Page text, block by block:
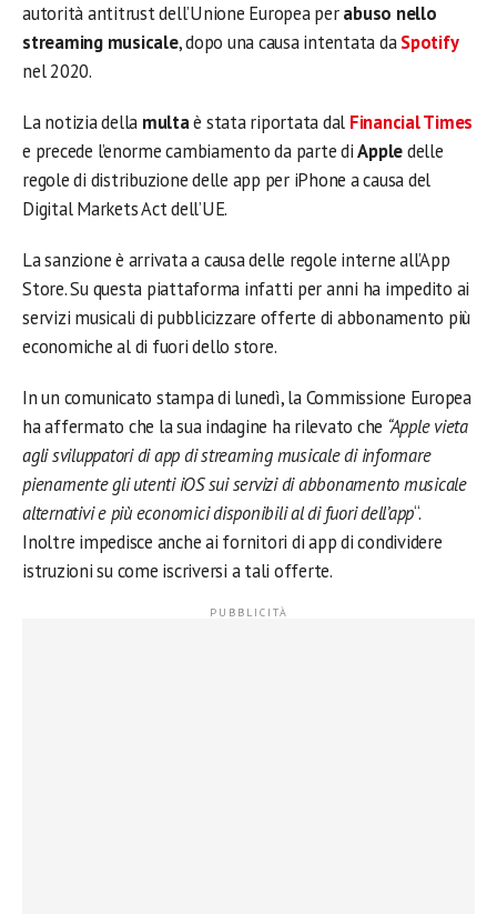
autorità antitrust dell’Unione Europea perabuso nello
streaming musicale, dopo una causa intentata daSpotify
nel 2020.
La notizia della multaè stata riportata dal Financial Times
e precede l’enorme cambiamento da parte diAppledelle
regole di distribuzione delle app per iPhone a causa del
Digital Markets Act dell’UE.
La sanzione è arrivata a causa delle regole interne all’App
Store. Su questa piattaforma infatti per anni ha impedito ai
servizi musicali di pubblicizzare offerte di abbonamento più
economiche al di fuori dello store.
In un comunicato stampa di lunedì, la Commissione Europea
ha affermato che la sua indagine ha rilevato che “Apple vieta
agli sviluppatori di app di streaming musicale di informare
pienamente gli utenti iOS sui servizi di abbonamento musicale
alternativi e più economici disponibili al di fuori dell’app“.
Inoltre impedisce anche ai fornitori di app di condividere
istruzioni su come iscriversi a tali offerte.